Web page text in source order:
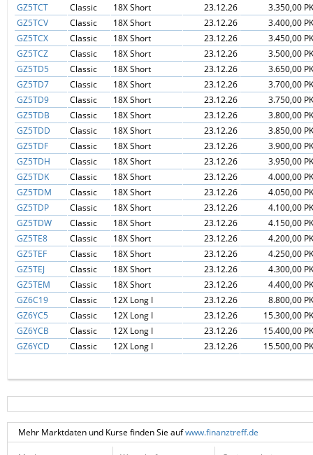
GZ5TCT
Classic 18X Short 23.12.26
3.350,00
GZ5TCV
Classic 18X Short 23.12.26
3.400,00
GZ5TCX
Classic 18X Short 23.12.26
3.450,00
GZ5TCZ
Classic 18X Short 23.12.26
3.500,00
GZ5TD5
Classic 18X Short 23.12.26
3.650,00
GZ5TD7
Classic 18X Short 23.12.26
3.700,00
GZ5TD9
Classic 18X Short 23.12.26
3.750,00
GZ5TDB
Classic 18X Short 23.12.26
3.800,00
GZ5TDD
Classic 18X Short 23.12.26
3.850,00
GZ5TDF
Classic 18X Short 23.12.26
3.900,00
GZ5TDH
Classic 18X Short 23.12.26
3.950,00
GZ5TDK
Classic 18X Short 23.12.26
4.000,00
GZ5TDM
Classic 18X Short 23.12.26
4.050,00
GZ5TDP
Classic 18X Short 23.12.26
4.100,00
GZ5TDW
Classic 18X Short 23.12.26
4.150,00
GZ5TE8
Classic 18X Short 23.12.26
4.200,00
GZ5TEF
Classic 18X Short 23.12.26
4.250,00
GZ5TEJ
Classic 18X Short 23.12.26
4.300,00
GZ5TEM
Classic 18X Short 23.12.26
4.400,00
GZ6C19
Classic 12X Long I 23.12.26
8.800,00
GZ6YC5
Classic 12X Long I 23.12.26
15.300,00
GZ6YCB
Classic 12X Long I 23.12.26
15.400,00
GZ6YCD
Classic 12X Long I 23.12.26 15.500,00
Mehr Marktdaten und Kurse finden Sie aufwww.finanztreff.de